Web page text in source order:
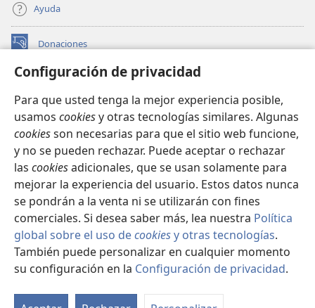
Configuración de privacidad
Para que usted tenga la mejor experiencia posible,
usamos cookiesy otras tecnologías similares. Algunas
cookiesson necesarias para que el sitio web funcione,
y no se pueden rechazar. Puede aceptar o rechazar
las cookiesadicionales, que se usan solamente para
mejorar la experiencia del usuario. Estos datos nunca
se pondrán a la venta ni se utilizarán con fines
comerciales. Si desea saber más, lea nuestra Política
global sobre el uso decookiesy otras tecnologías.
También puede personalizar en cualquier momento
su configuración en la Configuración de privacidad.
Ayuda
Donaciones
(abre
nueva BIBLIOTECA EN LÍNEA Watchtower™
una
nueva
ventana)
JW Hub
(abre
una
nueva
ventana)
JW Library
Watchtower Library
Copyright© 2026 Watch Tower Bible and Tract Society of Pennsylvania.
CONDICIONES DE USO|POLÍTICA DE PRIVACIDAD|
CONFIGURACIÓN DE PRIVACIDAD